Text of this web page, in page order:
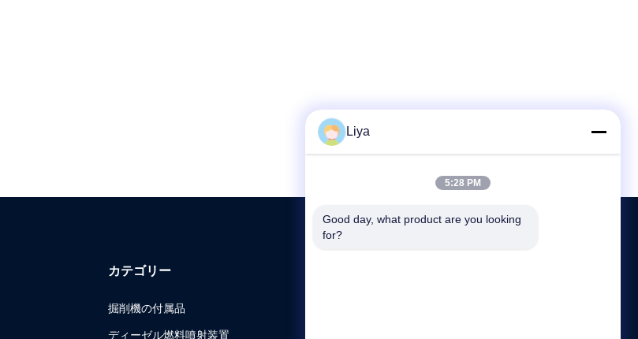
カテゴリー
掘削機の付属品
ディーゼル燃料噴射装置
Liya
5:28 PM
Good day, what product are you looking
for?